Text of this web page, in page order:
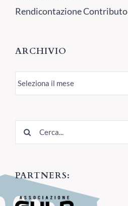
Rendicontazione Contributo
ARCHIVIO
Archivio
Cerca
per:
PARTNERS: